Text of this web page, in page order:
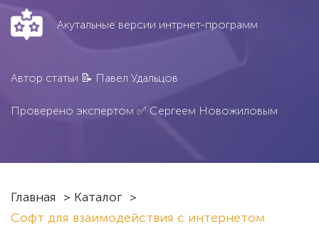
Акутальные версии интрнет-программ
Автор статьи 📝 Павел Удальцов
Проверено экспертом ✅ Сергеем Новожиловым
Главная > Каталог >
Софт для взаимодействия с интернетом